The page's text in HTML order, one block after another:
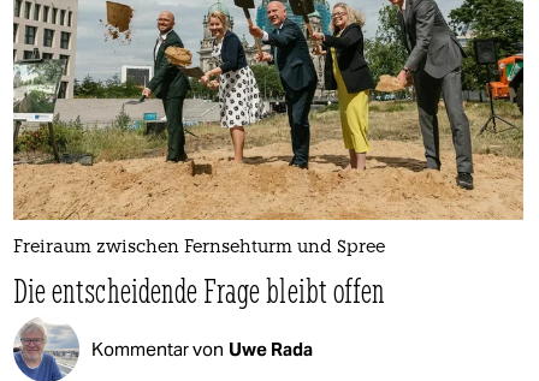
Freiraum zwischen Fernsehturm und Spree
Die entscheidende Frage bleibt offen
Kommentar von Uwe Rada